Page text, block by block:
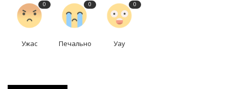
0
Ужас
0
Печально
0
Уау